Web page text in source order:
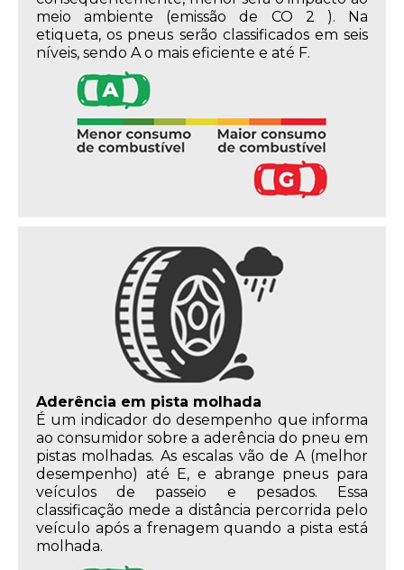
meio ambiente (emissão de CO 2 ). Na
etiqueta, os pneus serão classificados em seis
níveis, sendo A o mais eficiente e até F.
Aderência em pista molhada
É um indicador do desempenho que informa
ao consumidor sobre a aderência do pneu em
pistas molhadas. As escalas vão de A (melhor
desempenho) até E, e abrange pneus para
veículos de passeio e pesados. Essa
classificação mede a distância percorrida pelo
veículo após a frenagem quando a pista está
molhada.